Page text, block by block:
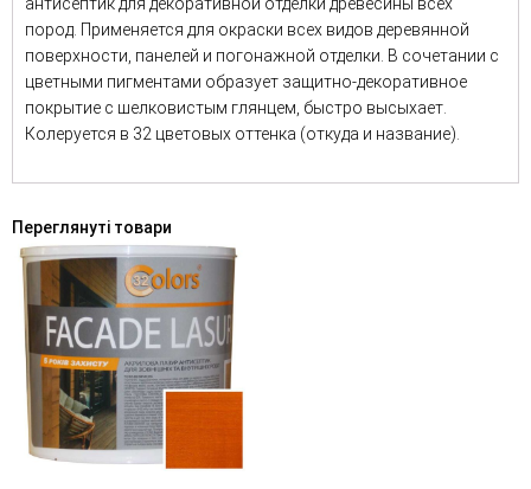
пород. Применяется для окраски всех видов деревянной
поверхности, панелей и погонажной отделки. В сочетании с
цветными пигментами образует защитно-декоративное
покрытие с шелковистым глянцем, быстро высыхает.
Колеруется в 32 цветовых оттенка (откуда и название).
Переглянуті товари